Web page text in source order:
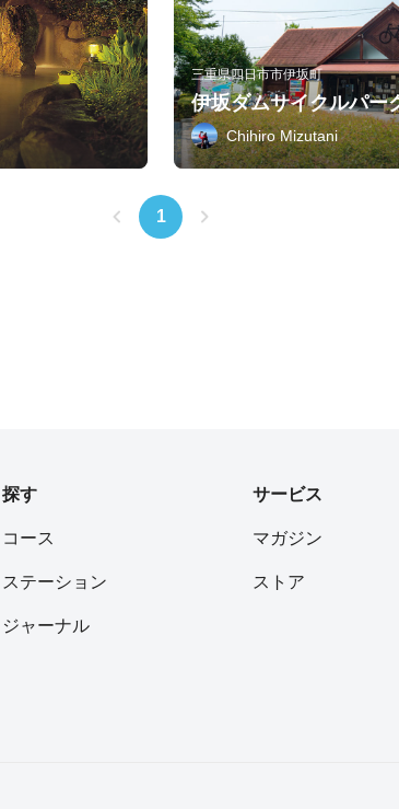
三重県四日市市伊坂町
伊坂ダムサイクルパー
Chihiro Mizutani
1
探す
コース
ステーション
ジャーナル
サービス
マガジン
ストア